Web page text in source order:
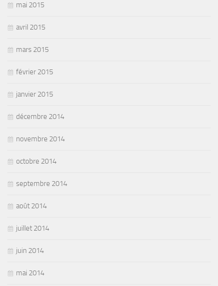
mai 2015
avril 2015
mars 2015
février 2015
janvier 2015
décembre 2014
novembre 2014
octobre 2014
septembre 2014
août 2014
juillet 2014
juin 2014
mai 2014